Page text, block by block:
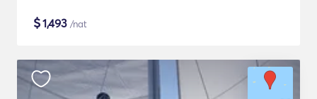
$1,493 /nat